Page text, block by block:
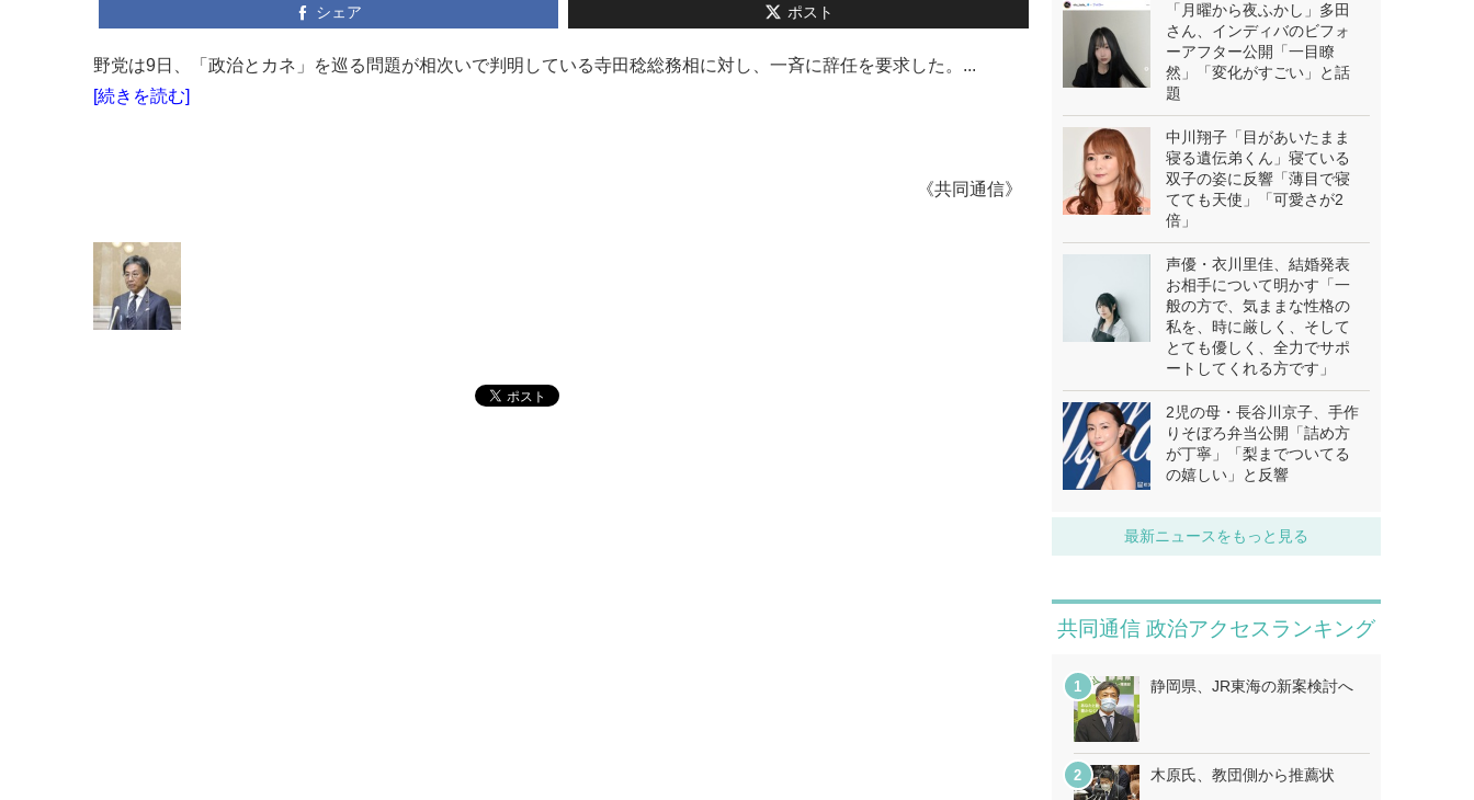
シェア ポスト
野党は9日、「政治とカネ」を巡る問題が相次いで判明している寺田稔総務相に対し、一斉に辞任を要求した。...
[続きを読む]
《共同通信》
「月曜から夜ふかし」多田
さん、インディバのビフォ
ーアフター公開「一目瞭
然」「変化がすごい」と話
題
中川翔子「目があいたまま
寝る遺伝弟くん」寝ている
双子の姿に反響「薄目で寝
てても天使」「可愛さが2
倍」
声優・衣川里佳、結婚発表
お相手について明かす「一
般の方で、気ままな性格の
私を、時に厳しく、そして
とても優しく、全力でサポ
ートしてくれる方です」
2児の母・長谷川京子、手作
りそぼろ弁当公開「詰め方
が丁寧」「梨までついてる
の嬉しい」と反響
最新ニュースをもっと見る
共同通信 政治アクセスランキング
静岡県、JR東海の新案検討へ
木原氏、教団側から推薦状